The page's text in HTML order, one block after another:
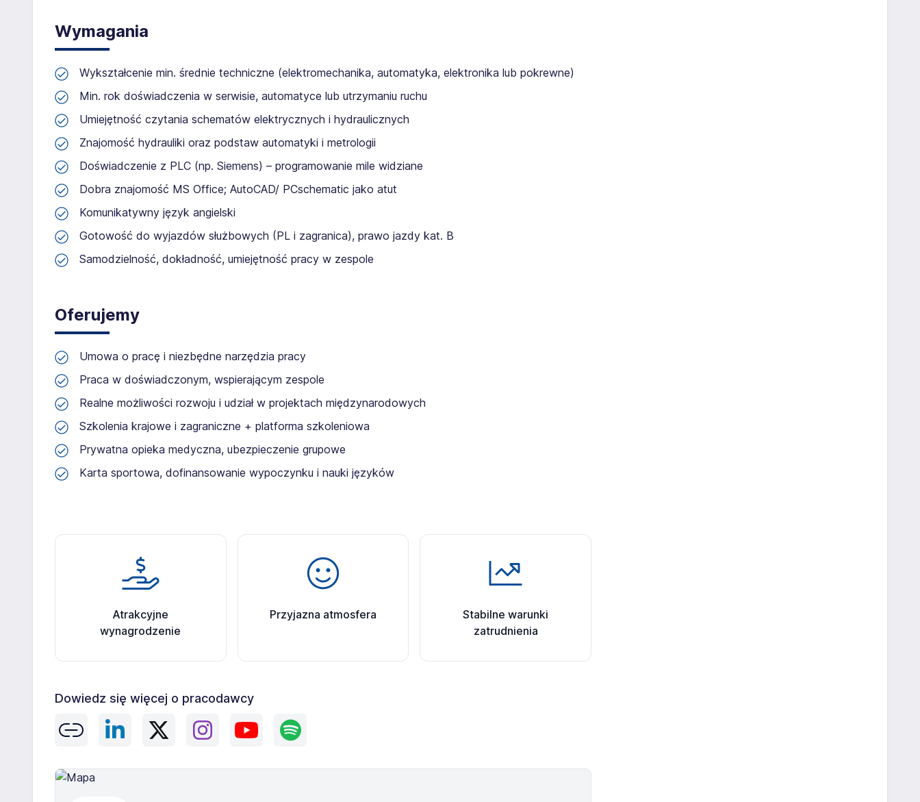
Wymagania
Wykształcenie min. średnie techniczne (elektromechanika, automatyka, elektronika lub pokrewne)
Min. rok doświadczenia w serwisie, automatyce lub utrzymaniu ruchu
Umiejętność czytania schematów elektrycznych i hydraulicznych
Znajomość hydrauliki oraz podstaw automatyki i metrologii
Doświadczenie z PLC (np. Siemens) – programowanie mile widziane
Dobra znajomość MS Office; AutoCAD/ PCschematic jako atut
Komunikatywny język angielski
Gotowość do wyjazdów służbowych (PL i zagranica), prawo jazdy kat. B
Samodzielność, dokładność, umiejętność pracy w zespole
Oferujemy
Umowa o pracę i niezbędne narzędzia pracy
Praca w doświadczonym, wspierającym zespole
Realne możliwości rozwoju i udział w projektach międzynarodowych
Szkolenia krajowe i zagraniczne + platforma szkoleniowa
Prywatna opieka medyczna, ubezpieczenie grupowe
Karta sportowa, dofinansowanie wypoczynku i nauki języków
Atrakcyjne
wynagrodzenie
Przyjazna atmosfera
Stabilne warunki
zatrudnienia
Dowiedz się więcej o pracodawcy